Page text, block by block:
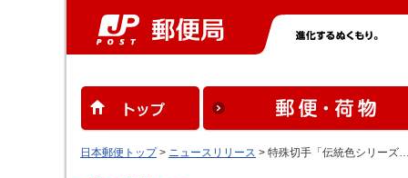
日本郵便トップ> ニュースリリース > 特殊切手「伝統色シリーズ…